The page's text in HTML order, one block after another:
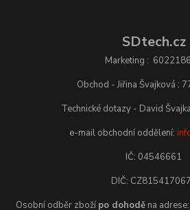
SDtech.cz
Marketing :
Obchod - Jiřina Švajková :
Technické dotazy - David
e-mail obchodní oddělení:
IČ: 04546661
DIČ:
Osobní odběr zboží po dohodě na